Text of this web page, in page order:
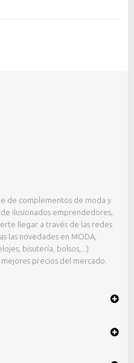
de complementos de moda y
ilusionados emprendedores,
llegar a través de las redes
las novedades en MODA,
bisutería, bolsos,...)
precios del mercado.